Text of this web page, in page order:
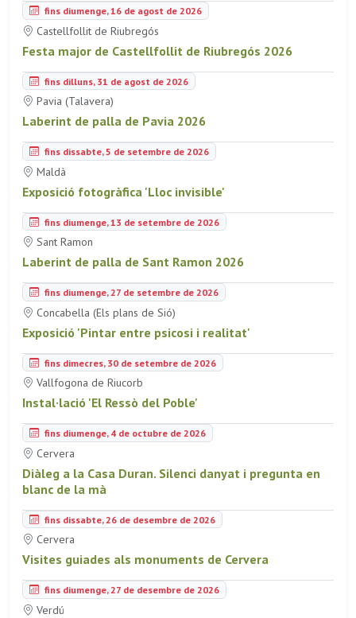
fins diumenge, 16 de agost de 2026
Castellfollit de Riubregós
Festa major de Castellfollit de Riubregós 2026
fins dilluns, 31 de agost de 2026
Pavia (Talavera)
Laberint de palla de Pavia 2026
fins dissabte, 5 de setembre de 2026
Maldà
Exposició fotogràfica 'Lloc invisible'
fins diumenge, 13 de setembre de 2026
Sant Ramon
Laberint de palla de Sant Ramon 2026
fins diumenge, 27 de setembre de 2026
Concabella (Els plans de Sió)
Exposició 'Pintar entre psicosi i realitat'
fins dimecres, 30 de setembre de 2026
Vallfogona de Riucorb
Instal·lació 'El Ressò del Poble'
fins diumenge, 4 de octubre de 2026
Cervera
Diàleg a la Casa Duran. Silenci danyat i pregunta en
blanc de la mà
fins dissabte, 26 de desembre de 2026
Cervera
Visites guiades als monuments de Cervera
fins diumenge, 27 de desembre de 2026
Verdú